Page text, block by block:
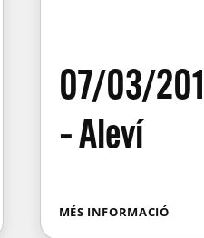
07/03/
– Aleví
MÉS INFORMACIÓ